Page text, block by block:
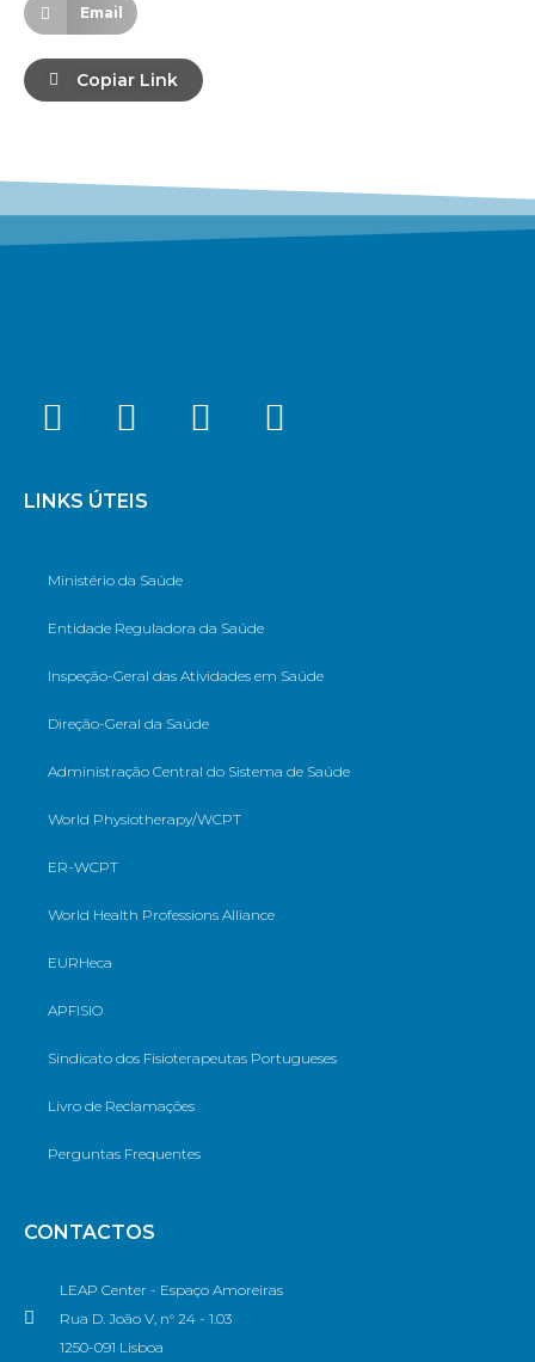
Email
Copiar Link
LINKS ÚTEIS
Ministério da Saúde
Entidade Reguladora da Saúde
Inspeção-Geral das Atividades em Saúde
Direção-Geral da Saúde
Administração Central do Sistema de Saúde
World Physiotherapy/WCPT
ER-WCPT
World Health Professions Alliance
EURHeca
APFISIO
Sindicato dos Fisioterapeutas Portugueses
Livro de Reclamações
Perguntas Frequentes
CONTACTOS
LEAP Center - Espaço Amoreiras
Rua D. João V, n° 24 - 1.03
1250-091 Lisboa